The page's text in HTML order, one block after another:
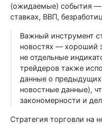
(ожидаемые) события —
ставках, ВВП,
Важный инструмент
новостях — хороший
не отдельные
трейдеров также
данные о
новостные данные),
закономерности и
Стратегия торговли на